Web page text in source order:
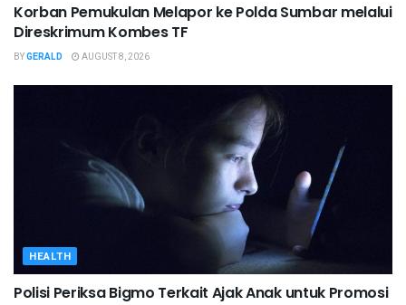
Korban Pemukulan Melapor ke Polda Sumbar melalui
Direskrimum Kombes TF
BYGERALD AUGUST 8, 2026
HEALTH
Polisi Periksa Bigmo Terkait Ajak Anak untuk Promosi